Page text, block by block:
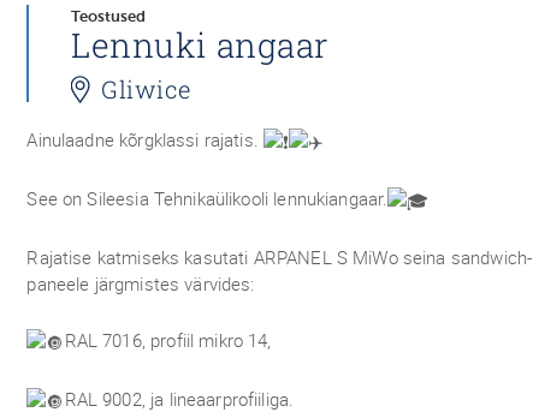
Teostused
Lennuki angaar
Gliwice
Ainulaadne kõrgklassi rajatis.
See on Sileesia Tehnikaülikooli lennukiangaar.
Rajatise katmiseks kasutati ARPANEL S MiWo seina sandwich-
paneele järgmistes värvides:
RAL 7016, profiil mikro 14,
RAL 9002, ja lineaarprofiiliga.